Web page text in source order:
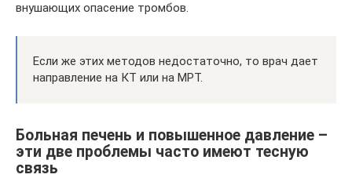
внушающих опасение тромбов.
Если же этих методов недостаточно, то врач дает
направление на КТ или на МРТ.
Больная печень и повышенное давление –
эти две проблемы часто имеют тесную
связь